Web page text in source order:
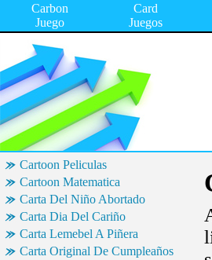
Carbon
Juego
Card
Juegos
Cartoon Peliculas
Cartoon Matematica
Carta Del Niño Abortado
Carta Dia Del Cariño
Carta Lemebel A Piñera
Carta Original De Cumpleaños